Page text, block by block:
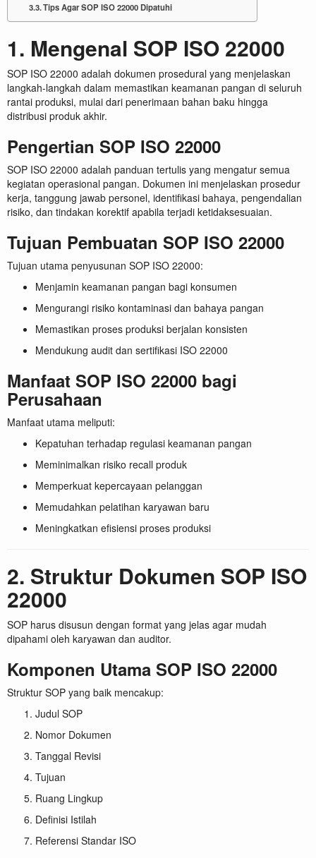
Tips Agar SOP ISO 22000 Dipatuhi
1. Mengenal SOP ISO 22000
SOP ISO 22000 adalah dokumen prosedural yang menjelaskan
langkah-langkah dalam memastikan keamanan pangan di seluruh
rantai produksi, mulai dari penerimaan bahan baku hingga
distribusi produk akhir.
Pengertian SOP ISO 22000
SOP ISO 22000 adalah panduan tertulis yang mengatur semua
kegiatan operasional pangan. Dokumen ini menjelaskan prosedur
kerja, tanggung jawab personel, identifikasi bahaya, pengendalian
risiko, dan tindakan korektif apabila terjadi ketidaksesuaian.
Tujuan Pembuatan SOP ISO 22000
Tujuan utama penyusunan SOP ISO 22000:
Menjamin keamanan pangan bagi konsumen
Mengurangi risiko kontaminasi dan bahaya pangan
Memastikan proses produksi berjalan konsisten
Mendukung audit dan sertifikasi ISO 22000
Manfaat SOP ISO 22000 bagi
Perusahaan
Manfaat utama meliputi:
Kepatuhan terhadap regulasi keamanan pangan
Meminimalkan risiko recall produk
Memperkuat kepercayaan pelanggan
Memudahkan pelatihan karyawan baru
Meningkatkan efisiensi proses produksi
2. Struktur Dokumen SOP ISO
22000
SOP harus disusun dengan format yang jelas agar mudah
dipahami oleh karyawan dan auditor.
Komponen Utama SOP ISO 22000
Struktur SOP yang baik mencakup:
Judul SOP
Nomor Dokumen
Tanggal Revisi
Tujuan
Ruang Lingkup
Definisi Istilah
Referensi Standar ISO